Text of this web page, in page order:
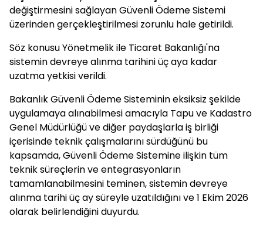
değiştirmesini sağlayan Güvenli Ödeme Sistemi
üzerinden gerçekleştirilmesi zorunlu hale getirildi.
Söz konusu Yönetmelik ile Ticaret Bakanlığı'na
sistemin devreye alınma tarihini üç aya kadar
uzatma yetkisi verildi.
Bakanlık Güvenli Ödeme Sisteminin eksiksiz şekilde
uygulamaya alınabilmesi amacıyla Tapu ve Kadastro
Genel Müdürlüğü ve diğer paydaşlarla iş birliği
içerisinde teknik çalışmalarını sürdüğünü bu
kapsamda, Güvenli Ödeme Sistemine ilişkin tüm
teknik süreçlerin ve entegrasyonların
tamamlanabilmesini teminen, sistemin devreye
alınma tarihi üç ay süreyle uzatıldığını ve 1 Ekim 2026
olarak belirlendiğini duyurdu.